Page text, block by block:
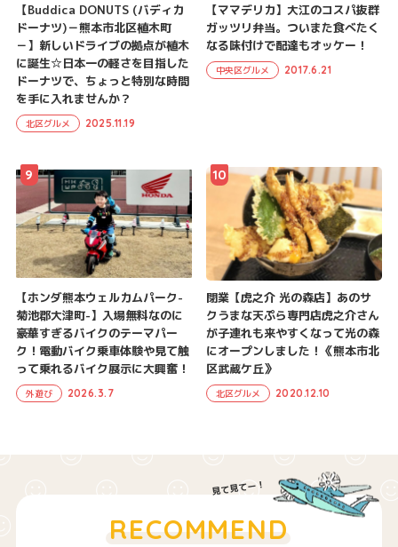
【Buddica DONUTS (バディカ
ドーナツ)－熊本市北区植木町
－】新しいドライブの拠点が植木
に誕生☆日本一の軽さを目指した
ドーナツで、ちょっと特別な時間
を手に入れませんか？
北区グルメ 2025.11.19
【ママデリカ】大江のコスパ抜群
ガッツリ弁当。ついまた食べたく
なる味付けで配達もオッケー！
中央区グルメ 2017.6.21
【ホンダ熊本ウェルカムパーク-
菊池郡大津町-】入場無料なのに
豪華すぎるバイクのテーマパー
ク！電動バイク乗車体験や見て触
って乗れるバイク展示に大興奮！
外遊び 2026.3.7
9
閉業【虎之介 光の森店】あのサ
クうまな天ぷら専門店虎之介さん
が子連れも来やすくなって光の森
にオープンしました！《熊本市北
区武蔵ケ丘》
北区グルメ 2020.12.10
10
RECOMMEND